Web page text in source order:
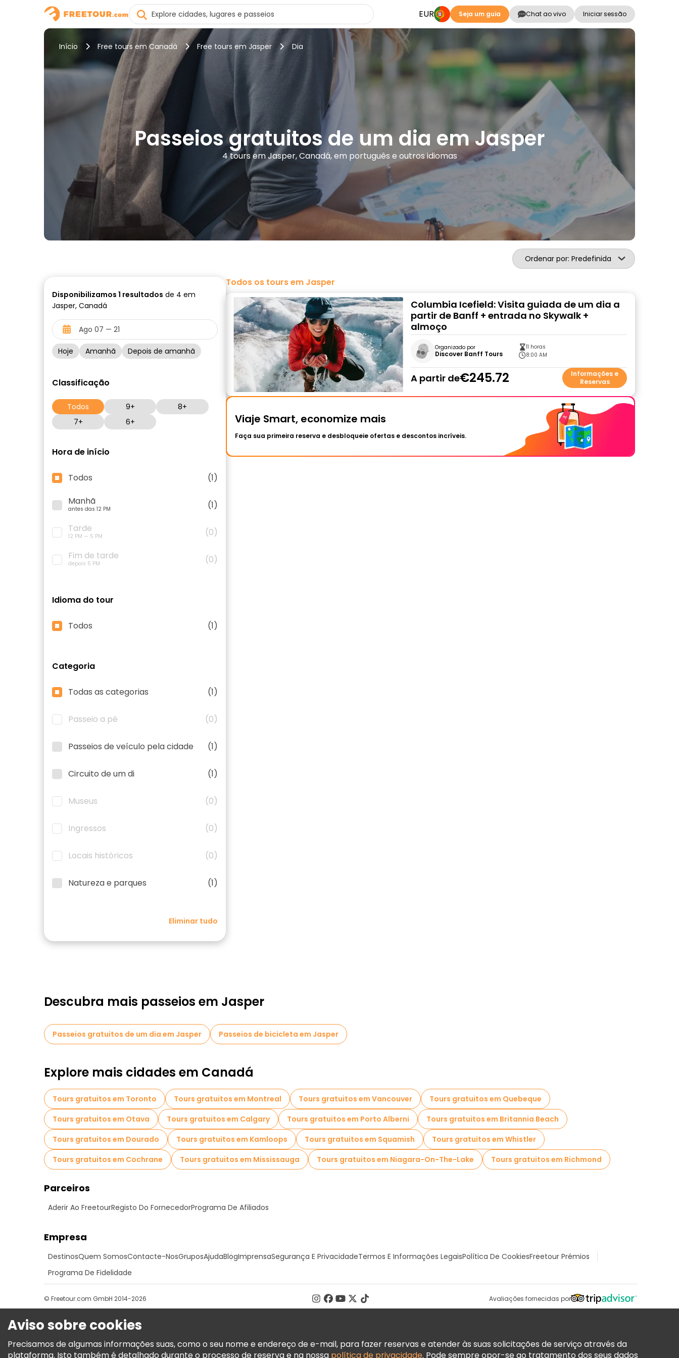
EUR Seja um guia Chat ao vivo Iniciar sessão
Início Free tours em Canadá Free tours em Jasper Dia
Passeios gratuitos de um dia em Jasper
4 tours em Jasper, Canadá, em português e outros idiomas
Ordenar por: Predefinida
Disponibilizamos 1 resultados de 4 em
Jasper, Canadá
Hoje Amanhã Depois de amanhã
Classificação
Todos 9+
8+
7+
6+
Hora de início
Todos
(1)
Manhã
antes das 12 PM
(1)
Tarde
12 PM — 5 PM
(0)
Fim de tarde
depois 5 PM (0)
Idioma do tour
Todos (1)
Categoria
Todas as categorias (1)
Passeio a pé (0)
Passeios de veículo pela cidade (1)
Circuito de um di (1)
Museus (0)
Ingressos (0)
Locais históricos (0)
Natureza e parques (1)
Eliminar tudo
Todos os tours em Jasper
Columbia Icefield: Visita guiada de um dia a
partir de Banff + entrada no Skywalk +
almoço
Organizado por
Discover Banff Tours
11 horas
8:00 AM
A partir de€245.72
Informações e
Reservas
Viaje Smart, economize mais
Faça sua primeira reserva e desbloqueie ofertas e descontos incríveis.
Descubra mais passeios em Jasper
Passeios gratuitos de um dia em Jasper Passeios de bicicleta em Jasper
Explore mais cidades em Canadá
Tours gratuitos em Toronto Tours gratuitos em Montreal Tours gratuitos em Vancouver
Tours gratuitos em Quebeque
Tours gratuitos em Otava
Tours gratuitos em Calgary Tours gratuitos em Porto Alberni
Tours gratuitos em Britannia Beach
Tours gratuitos em Dourado
Tours gratuitos em Kamloops Tours gratuitos em Squamish
Tours gratuitos em Whistler
Tours gratuitos em Cochrane
Tours gratuitos em Mississauga Tours gratuitos em Niagara-On-The-Lake Tours gratuitos em Richmond
Parceiros
Aderir Ao FreetourRegisto Do FornecedorPrograma De Afiliados
Empresa
DestinosQuem SomosContacte-NosGruposAjudaBlogImprensaSegurança E PrivacidadeTermos E Informações LegaisPolítica De CookiesFreetour Prémios
Programa De Fidelidade
Avaliações fornecidas por
© Freetour.com GmbH 2014-2026
Aviso sobre cookies
Precisamos de algumas informações suas, como o seu nome e endereço de e-mail, para fazer reservas e atender às suas solicitações de serviço através da
plataforma. Isto também é detalhado durante o processo de reserva e na nossa política de privacidade. Pode sempre opor-se ao tratamento dos seus dados